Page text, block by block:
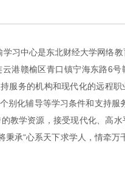
中心是东北财经大学网络教
港赣榆区青口镇宁海东路6号
服务的机构和现代化的远程职
别化辅导等学习条件和支持服
教学资源，接受现代化、高水
承“心系天下求学人，情牵万